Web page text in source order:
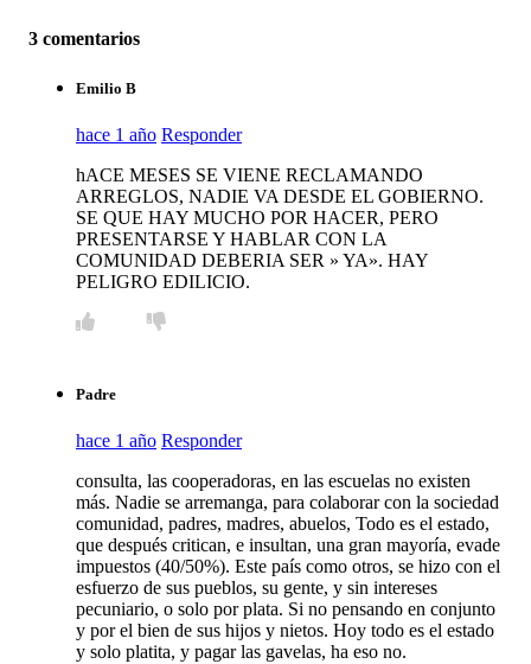
3 comentarios
Emilio B
hace 1 año Responder
hACE MESES SE VIENE RECLAMANDO
ARREGLOS, NADIE VA DESDE EL GOBIERNO.
SE QUE HAY MUCHO POR HACER, PERO
PRESENTARSE Y HABLAR CON LA
COMUNIDAD DEBERIA SER » YA». HAY
PELIGRO EDILICIO.
Padre
hace 1 año Responder
consulta, las cooperadoras, en las escuelas no existen
más. Nadie se arremanga, para colaborar con la sociedad
comunidad, padres, madres, abuelos, Todo es el estado,
que después critican, e insultan, una gran mayoría, evade
impuestos (40/50%). Este país como otros, se hizo con el
esfuerzo de sus pueblos, su gente, y sin intereses
pecuniario, o solo por plata. Si no pensando en conjunto
y por el bien de sus hijos y nietos. Hoy todo es el estado
y solo platita, y pagar las gavelas, ha eso no.